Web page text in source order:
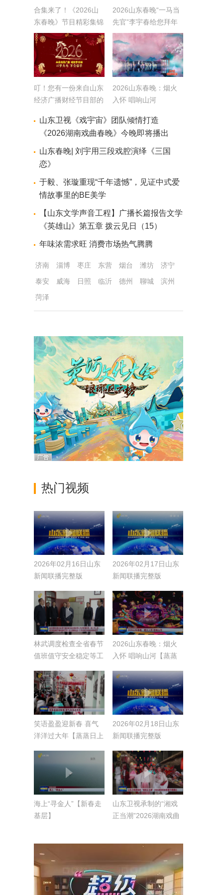
合集来了！《2026山
东春晚》节目精彩集锦
2026山东春晚“一马当
先官”李宇春给您拜年
啦
叮！您有一份来自山东
经济广播财经节目部的
2026山东春晚：烟火
入怀 唱响山河
山东卫视《戏宇宙》团队倾情打造
《2026湖南戏曲春晚》今晚即将播出
山东春晚| 刘宇用三段戏腔演绎《三国
恋》
于毅、张璇重现“千年遗憾”，见证中式爱
情故事里的BE美学
【山东文学声音工程】广播长篇报告文学
《英雄山》第五章 拨云见日（15）
年味浓需求旺 消费市场热气腾腾
济南 淄博 枣庄 东营 烟台 潍坊
济宁
泰安
威海 日照 临沂 德州 聊城
滨州
菏泽
热门视频
2026年02月16日山东
新闻联播完整版
2026年02月17日山东
新闻联播完整版
林武调度检查全省春节
值班值守安全稳定等工
人员 抓实抓细春节期
间各项工作 让人民群
众过一个平安欢乐祥和
的新春佳节
2026山东春晚：烟火
入怀 唱响山河【蒸蒸
笑语盈盈迎新春 喜气
洋洋过大年【蒸蒸日上
2026年02月18日山东
新闻联播完整版
海上“寻金人”【新春走
基层】
山东卫视承制的“湘戏
正当潮”2026湖南戏曲